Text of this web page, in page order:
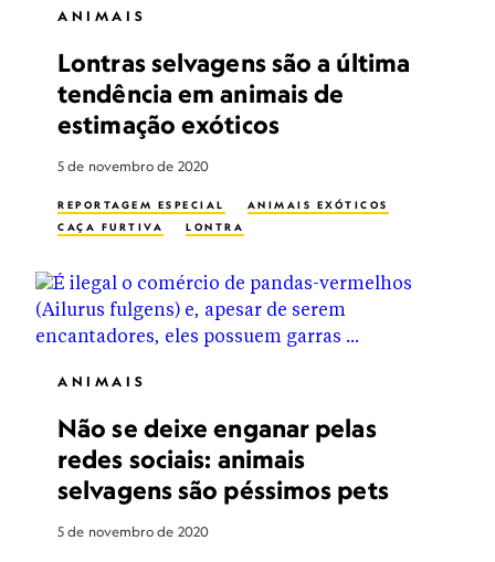
ANIMAIS
Lontras selvagens são a última
tendência em animais de
estimação exóticos
5 de novembro de 2020
REPORTAGEM ESPECIAL
ANIMAIS EXÓTICOS
CAÇA FURTIVA
LONTRA
ANIMAIS
Não se deixe enganar pelas
redes sociais: animais
selvagens são péssimos pets
5 de novembro de 2020